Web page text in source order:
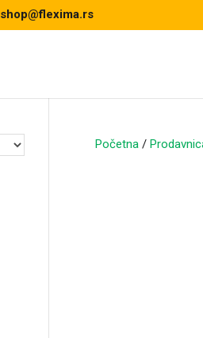
shop@flexima.rs
Početna/